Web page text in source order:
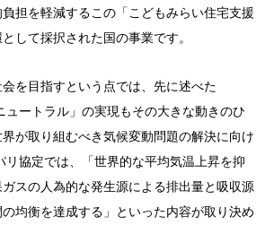
担を軽減するこの「こどもみらい住宅支援
して採択された国の事業です。
を目指すという点では、先に述べた
ュートラル」の実現もその大きな動きのひ
が取り組むべき気候変動問題の解決に向け
リ協定では、「世界的な平均気温上昇を抑
スの人為的な発生源による排出量と吸収源
均衡を達成する」といった内容が取り決め